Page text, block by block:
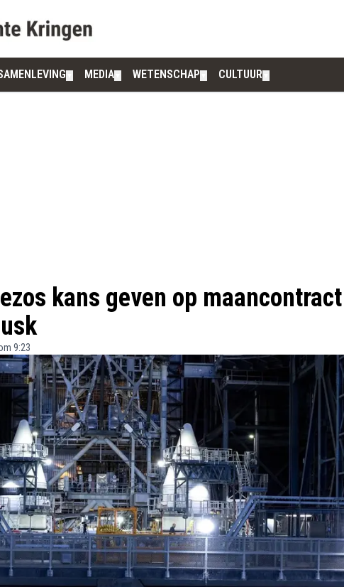
MEDIA WETENSCHAP CULTUUR
kans geven op maancontract
9:23